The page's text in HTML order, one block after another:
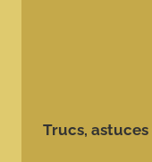
Trucs,